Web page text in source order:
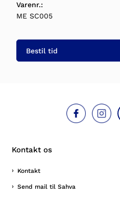
Varenr.:
ME SC005
Bestil tid
Kontakt os
Kontakt
Send mail til Sahva